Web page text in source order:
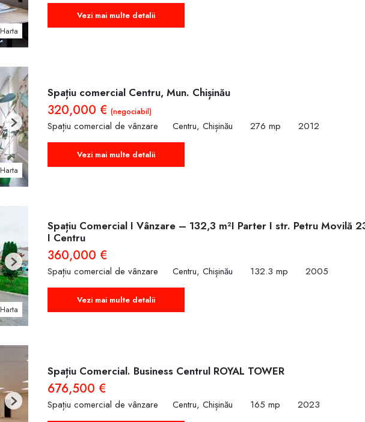
Harta
Vezi mai multe detalii
Harta
Next
Spațiu comercial Centru, Mun. Chișinău
320,000 € (negociabil)
Spațiu comercial de vânzare Centru, Chișinău 276 mp 2012
Vezi mai multe detalii
Harta
Next
Spațiu Comercial I Vânzare – 132,3 m²I Parter I str. Petru Movilă
I Centru
360,000 €
Spațiu comercial de vânzare Centru, Chișinău 132.3 mp 2005
Vezi mai multe detalii
Next
Spațiu Comercial. Business Centrul ROYAL TOWER
676,500 €
Spațiu comercial de vânzare Centru, Chișinău 165 mp 2023